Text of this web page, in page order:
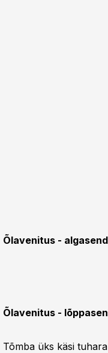
Õlavenitus - algasend
Õlavenitus -
Tõmba üks käsi